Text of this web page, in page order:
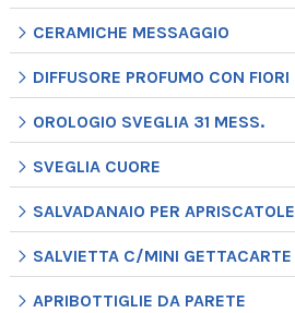
CERAMICHE MESSAGGIO
DIFFUSORE PROFUMO CON FIORI
OROLOGIO SVEGLIA 31 MESS.
SVEGLIA CUORE
SALVADANAIO PER APRISCATOLE
SALVIETTA C/MINI GETTACARTE
APRIBOTTIGLIE DA PARETE